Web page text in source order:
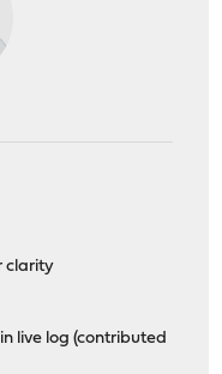
clarity
live log (contributed